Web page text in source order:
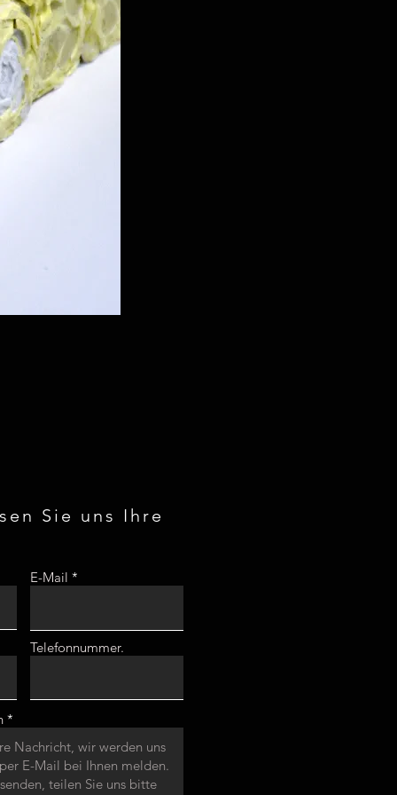
Sie uns Ihre
E-Mail
Telefonnummer.